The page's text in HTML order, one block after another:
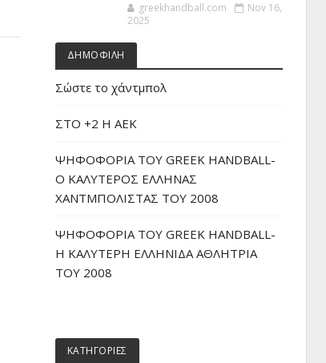
greekhandball.com
Nov 16,
2025
ΔΗΜΟΦΙΛΗ
Σώστε το χάντμπολ
ΣΤΟ +2 Η ΑΕΚ
ΨΗΦΟΦΟΡΙΑ ΤΟΥ GREEK HANDBALL-
O ΚΑΛΥΤΕΡΟΣ ΕΛΛΗΝΑΣ
ΧΑΝΤΜΠΟΛΙΣΤΑΣ ΤΟΥ 2008
ΨΗΦΟΦΟΡΙΑ ΤΟΥ GREEK HANDBALL-
H ΚΑΛΥΤΕΡΗ ΕΛΛΗΝΙΔΑ ΑΘΛΗΤΡΙΑ
ΤΟΥ 2008
ΚΑΤΗΓΟΡΙΕΣ